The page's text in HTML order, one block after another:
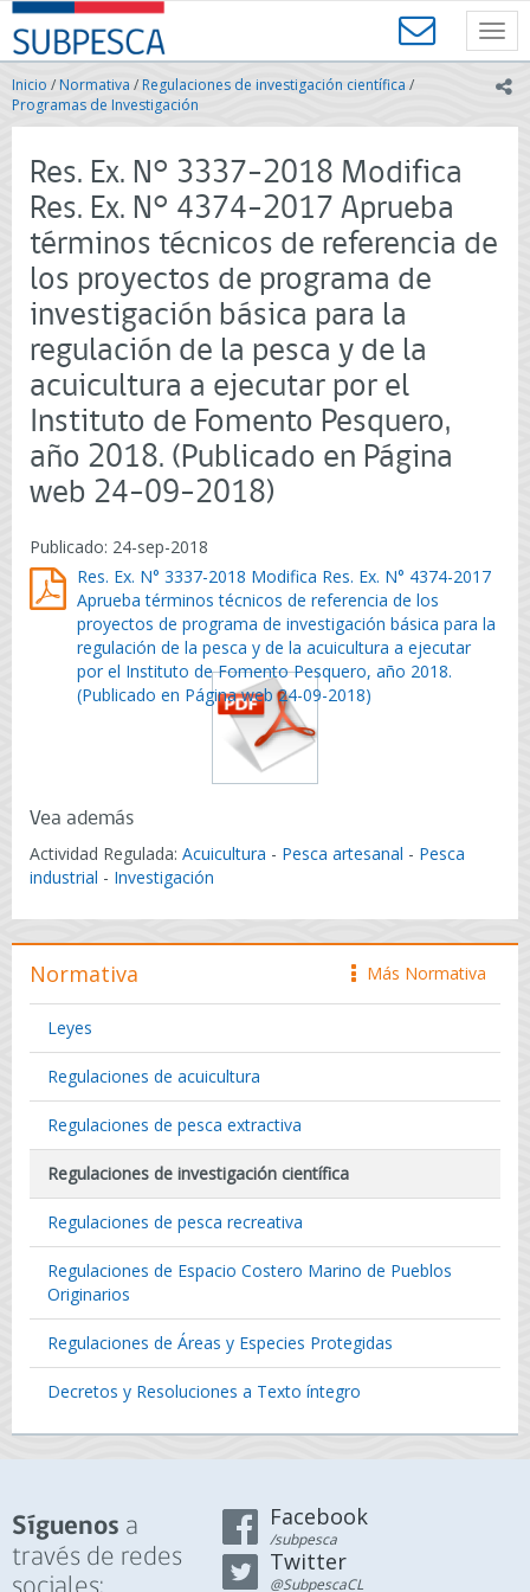
Contenido
principal
SUBPESCA
-
Subsecretaría
de
Pesca
Acuicultura
Gobierno
de
Chile
Inicio /Normativa / Regulaciones de investigación científica /
Programas de Investigación
Res. Ex. N° 3337-2018 Modifica
Res. Ex. N° 4374-2017 Aprueba
términos técnicos de referencia de
los proyectos de programa de
investigación básica para la
regulación de la pesca y de la
acuicultura a ejecutar por el
Instituto de Fomento Pesquero,
año 2018. (Publicado en Página
web 24-09-2018)
Publicado: 24-sep-2018
Res. Ex. N° 3337-2018 Modifica Res. Ex. N° 4374-2017
Aprueba términos técnicos de referencia de los
proyectos de programa de investigación básica para la
regulación de la pesca y de la acuicultura a ejecutar
por el Instituto de Fomento Pesquero, año 2018.
(Publicado en Página web 24-09-2018)
Vea además
Actividad Regulada: Acuicultura - Pesca artesanal - Pesca
industrial - Investigación
icono
Más Normativa
Normativa
Leyes
Regulaciones de acuicultura
Regulaciones de pesca extractiva
Regulaciones de investigación científica
Regulaciones de pesca recreativa
Regulaciones de Espacio Costero Marino de Pueblos
Originarios
Regulaciones de Áreas y Especies Protegidas
Decretos y Resoluciones a Texto íntegro
Síguenos a
través de redes
Facebook
/subpesca
Twitter
@SubpescaCL